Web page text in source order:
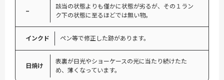
−
該当の状態よりも僅かに状態が劣るが、その１ラン
ク下の状態に至るほどでは無い物。
インクド ペン等で修正した跡があります。
日焼け
表裏が日光やショーケースの光に当たり続けたた
め、薄くなっています。